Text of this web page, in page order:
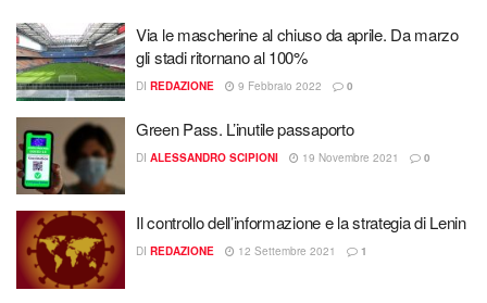
Via le mascherine al chiuso da aprile. Da marzo
gli stadi ritornano al 100%
DI REDAZIONE 9 Febbraio 2022 0
Green Pass. L’inutile passaporto
DI ALESSANDRO SCIPIONI 19 Novembre 2021 0
Il controllo dell’informazione e la strategia di Lenin
DI REDAZIONE 12 Settembre 2021 1